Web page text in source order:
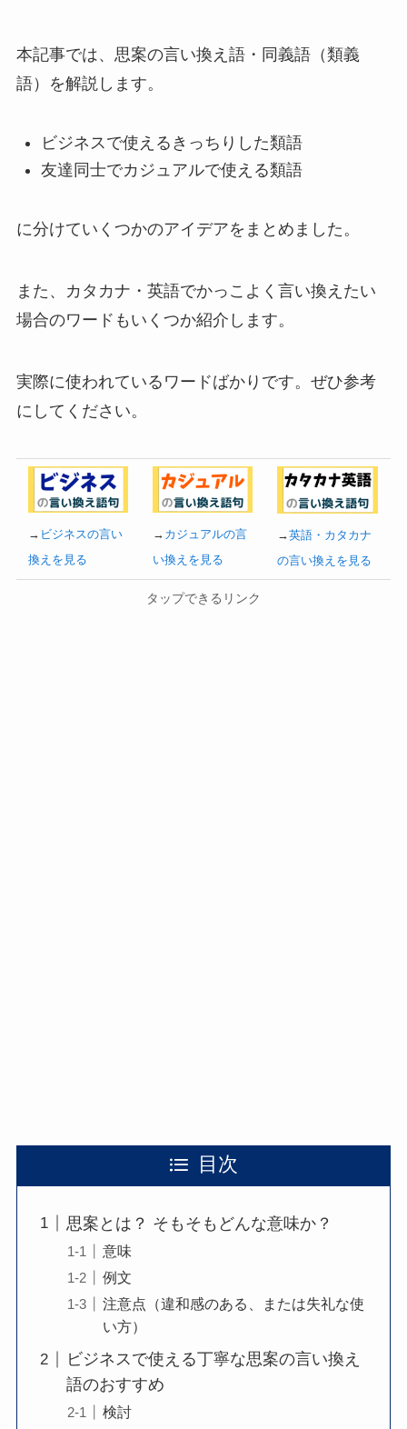
本記事では、思案の言い換え語・同義語（類義
語）を解説します。
ビジネスで使えるきっちりした類語
友達同士でカジュアルで使える類語
に分けていくつかのアイデアをまとめました。
また、カタカナ・英語でかっこよく言い換えたい
場合のワードもいくつか紹介します。
実際に使われているワードばかりです。ぜひ参考
にしてください。
→ ビジネスの言い
換えを見る
→ カジュアルの言
い換えを見る
→英語・カタカナ
の言い換えを見る
タップできるリンク
目次
思案とは？ そもそもどんな意味か？
意味
例文
注意点（違和感のある、または失礼な使
い方）
ビジネスで使える丁寧な思案の言い換え
語のおすすめ
検討